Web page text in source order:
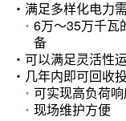
满足多样化电力
6万～35万千瓦
备
可以满足灵活性
几年内即可回收
可实现高负荷
现场维护方便